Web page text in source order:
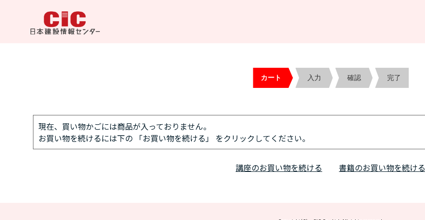
カート 入力 確認 完了
現在、買い物かごには商品が入っておりません。
お買い物を続けるには下の 「お買い物を続ける」 をクリックしてください。
講座のお買い物を続ける 書籍のお買い物を続ける